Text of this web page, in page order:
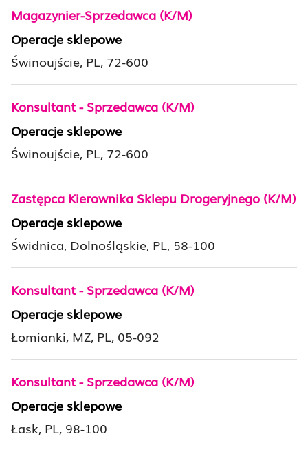
Magazynier-Sprzedawca (K/M)
Operacje sklepowe
Świnoujście, PL, 72-600
Konsultant - Sprzedawca (K/M)
Operacje sklepowe
Świnoujście, PL, 72-600
Zastępca Kierownika Sklepu Drogeryjnego (K/M)
Operacje sklepowe
Świdnica, Dolnośląskie, PL, 58-100
Konsultant - Sprzedawca (K/M)
Operacje sklepowe
Łomianki, MZ, PL, 05-092
Konsultant - Sprzedawca (K/M)
Operacje sklepowe
Łask, PL, 98-100